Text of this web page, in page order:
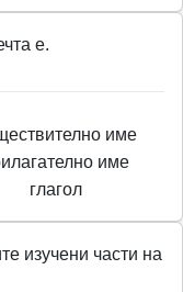
е.
име
име
глагол
изучени части на